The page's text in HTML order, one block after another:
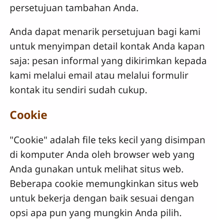
persetujuan tambahan Anda.
Anda dapat menarik persetujuan bagi kami
untuk menyimpan detail kontak Anda kapan
saja: pesan informal yang dikirimkan kepada
kami melalui email atau melalui formulir
kontak itu sendiri sudah cukup.
Cookie
"Cookie" adalah file teks kecil yang disimpan
di komputer Anda oleh browser web yang
Anda gunakan untuk melihat situs web.
Beberapa cookie memungkinkan situs web
untuk bekerja dengan baik sesuai dengan
opsi apa pun yang mungkin Anda pilih.